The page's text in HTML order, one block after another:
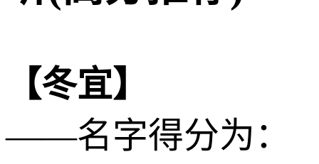
【冬宜】
——名字得分为：